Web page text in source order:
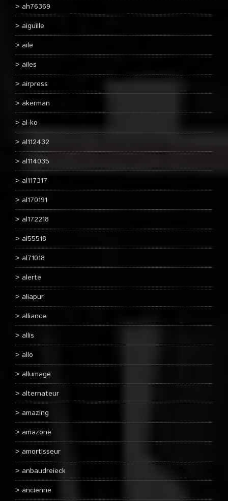
ah76369
aiguille
aile
ailes
airpress
akerman
al-ko
al112432
al114035
al117317
al170191
al172218
al55518
al71018
alerte
aliapur
alliance
allis
allo
allumage
alternateur
amazing
amazone
amortisseur
anbaudreieck
ancienne